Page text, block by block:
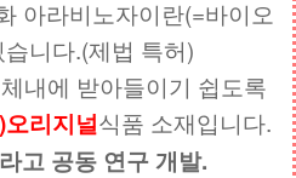
아라비노자이란(=바이오
니다.(제법 특허)
내에 받아들이기 쉽도록
리지널식품 소재입니다.
고 공동 연구 개발.